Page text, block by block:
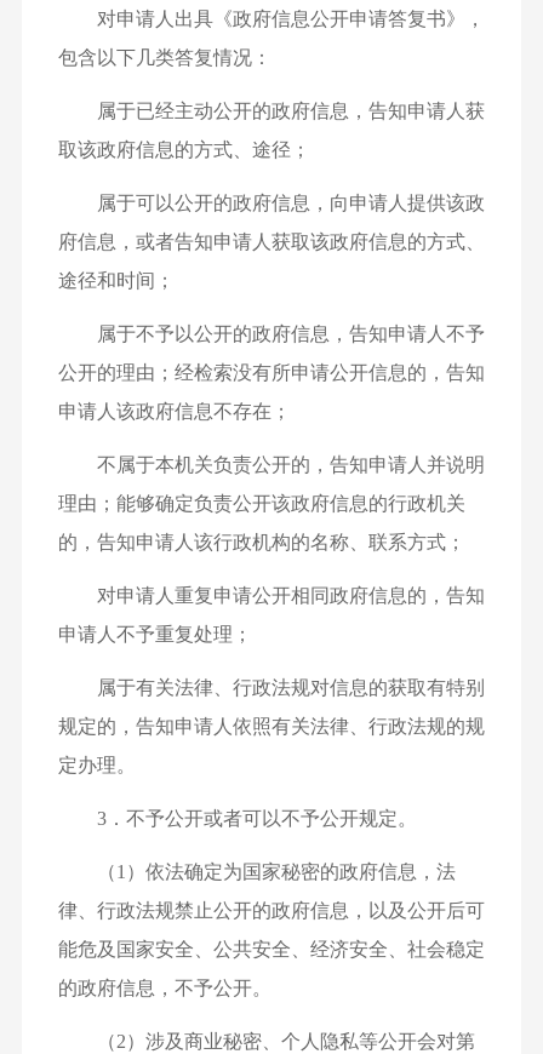
对申请人出具《政府信息公开申请答复书》，
包含以下几类答复情况：
属于已经主动公开的政府信息，告知申请人获
取该政府信息的方式、途径；
属于可以公开的政府信息，向申请人提供该政
府信息，或者告知申请人获取该政府信息的方式、
途径和时间；
属于不予以公开的政府信息，告知申请人不予
公开的理由；经检索没有所申请公开信息的，告知
申请人该政府信息不存在；
不属于本机关负责公开的，告知申请人并说明
理由；能够确定负责公开该政府信息的行政机关
的，告知申请人该行政机构的名称、联系方式；
对申请人重复申请公开相同政府信息的，告知
申请人不予重复处理；
属于有关法律、行政法规对信息的获取有特别
规定的，告知申请人依照有关法律、行政法规的规
定办理。
3．不予公开或者可以不予公开规定。
（1）依法确定为国家秘密的政府信息，法
律、行政法规禁止公开的政府信息，以及公开后可
能危及国家安全、公共安全、经济安全、社会稳定
的政府信息，不予公开。
（2）涉及商业秘密、个人隐私等公开会对第